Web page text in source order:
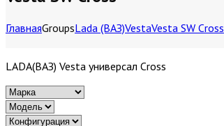
ГлавнаяGroupsLada (ВАЗ)VestaVesta SW Cross
LADA(ВАЗ) Vesta универсал Cross